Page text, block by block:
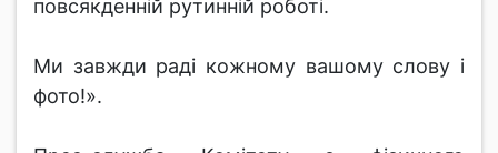
повсякденній рутинній роботі.
Ми завжди раді кожному вашому слову і
фото!».